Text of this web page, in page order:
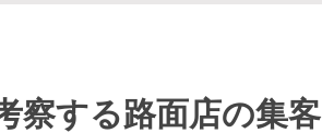
察する路面店の集客